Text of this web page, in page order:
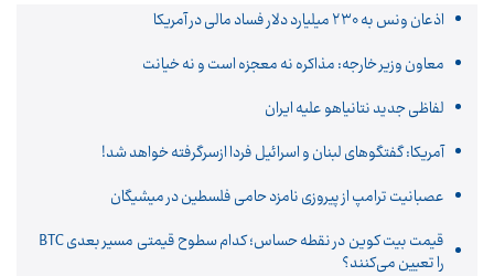
اذعان ونس به ۲۳۰ میلیارد دلار فساد مالی در آمریکا
معاون وزیر خارجه: مذاکره نه معجزه است و نه خیانت
لفاظی جدید نتانیاهو علیه ایران
آمریکا: گفتگوهای لبنان و اسرائیل فردا ازسرگرفته خواهد شد!
عصبانیت ترامپ از پیروزی نامزد حامی فلسطین در میشیگان
قیمت بیت کوین در نقطه حساس؛ کدام سطوح قیمتی مسیر بعدی BTC
را تعیین می‌کنند؟